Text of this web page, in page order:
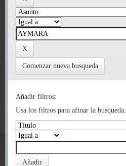
Comenzar nueva busqueda
Añadir filtros:
Usa los filtros para afinar la busqueda.